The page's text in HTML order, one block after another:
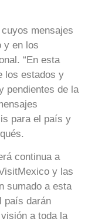
mensajes
y en los
“En esta
los estados y
pendientes de la
para el país y
continua a
y las
sumado a esta
país darán
a toda la